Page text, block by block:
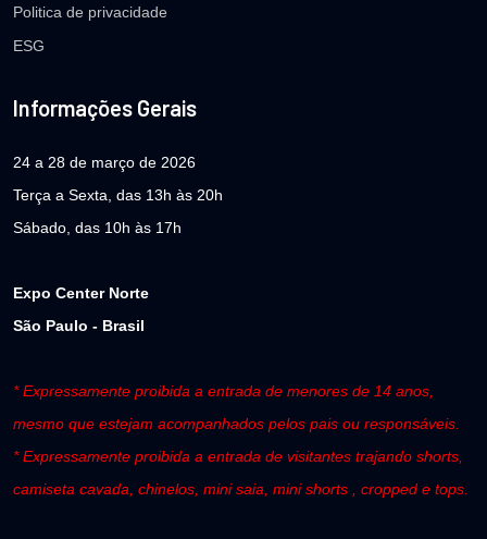
Politica de privacidade
ESG
Informações Gerais
24 a 28 de março de 2026
Terça a Sexta, das 13h às 20h
Sábado, das 10h às 17h
Expo Center Norte
São Paulo - Brasil
* Expressamente proibida a entrada de menores de 14 anos,
mesmo que estejam acompanhados pelos pais ou responsáveis.
* Expressamente proibida a entrada de visitantes trajando shorts,
camiseta cavada, chinelos, mini saia, mini shorts , cropped e tops.